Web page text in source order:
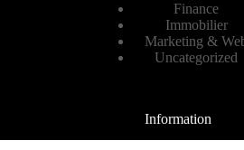
Finance
Immobilier
Marketing &
Uncategorized
Information